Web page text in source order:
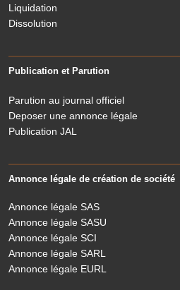
Liquidation
Dissolution
Publication et Parution
Parution au journal officiel
Deposer une annonce légale
Publication JAL
Annonce légale de création de société
Annonce légale SAS
Annonce légale SASU
Annonce légale SCI
Annonce légale SARL
Annonce légale EURL